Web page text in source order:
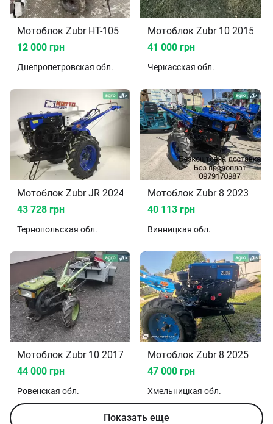
Мотоблок Zubr HT-105
12 000 грн
Днепропетровская обл.
Мотоблок Zubr 10 2015
41 000 грн
Черкасская обл.
Мотоблок Zubr JR 2024
43 728 грн
Тернопольская обл.
Мотоблок Zubr 8 2023
40 113 грн
Винницкая обл.
Мотоблок Zubr 10 2017
44 000 грн
Ровенская обл.
Мотоблок Zubr 8 2025
47 000 грн
Хмельницкая обл.
Показать еще